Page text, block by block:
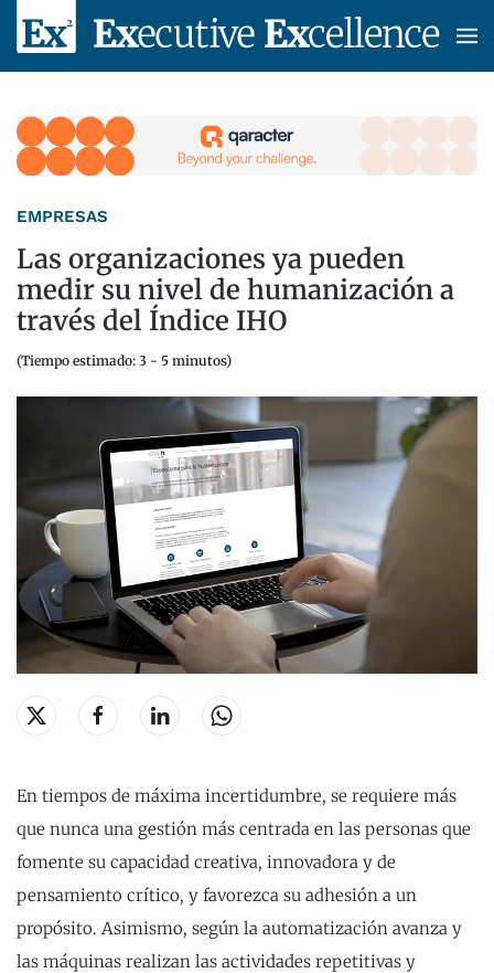
Skip to main content
EMPRESAS
Las organizaciones ya pueden
medir su nivel de humanización a
través del Índice IHO
(Tiempo estimado: 3 - 5 minutos)
En tiempos de máxima incertidumbre, se requiere más
que nunca una gestión más centrada en las personas que
fomente su capacidad creativa, innovadora y de
pensamiento crítico, y favorezca su adhesión a un
propósito. Asimismo, según la automatización avanza y
las máquinas realizan las actividades repetitivas y